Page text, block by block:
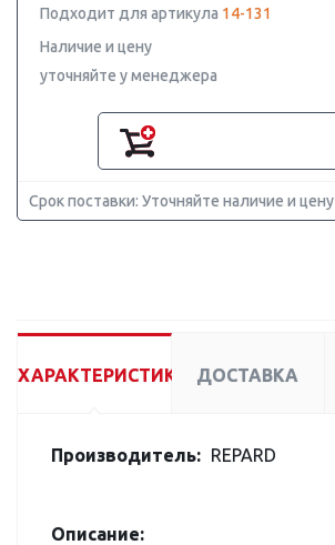
Подходит для артикула 14-131
Наличие и цену
уточняйте у менеджера
Срок поставки: Уточняйте наличие и цену
ХАРАКТЕРИСТИКИ ДОСТАВКА
Производитель: REPARD
Описание: